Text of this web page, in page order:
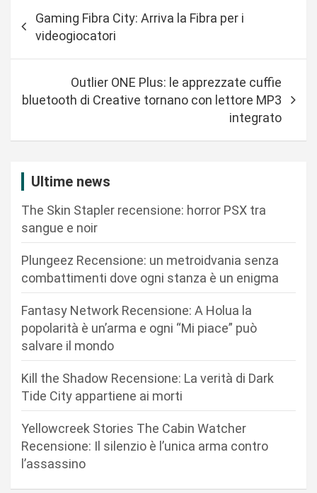
z
Gaming Fibra City: Arriva la Fibra per i
videogiocatori
Outlier ONE Plus: le apprezzate cuffie
bluetooth di Creative tornano con lettore MP3
integrato
Ultime news
The Skin Stapler recensione: horror PSX tra
sangue e noir
Plungeez Recensione: un metroidvania senza
combattimenti dove ogni stanza è un enigma
Fantasy Network Recensione: A Holua la
popolarità è un’arma e ogni “Mi piace” può
salvare il mondo
Kill the Shadow Recensione: La verità di Dark
Tide City appartiene ai morti
Yellowcreek Stories The Cabin Watcher
Recensione: Il silenzio è l’unica arma contro
l’assassino